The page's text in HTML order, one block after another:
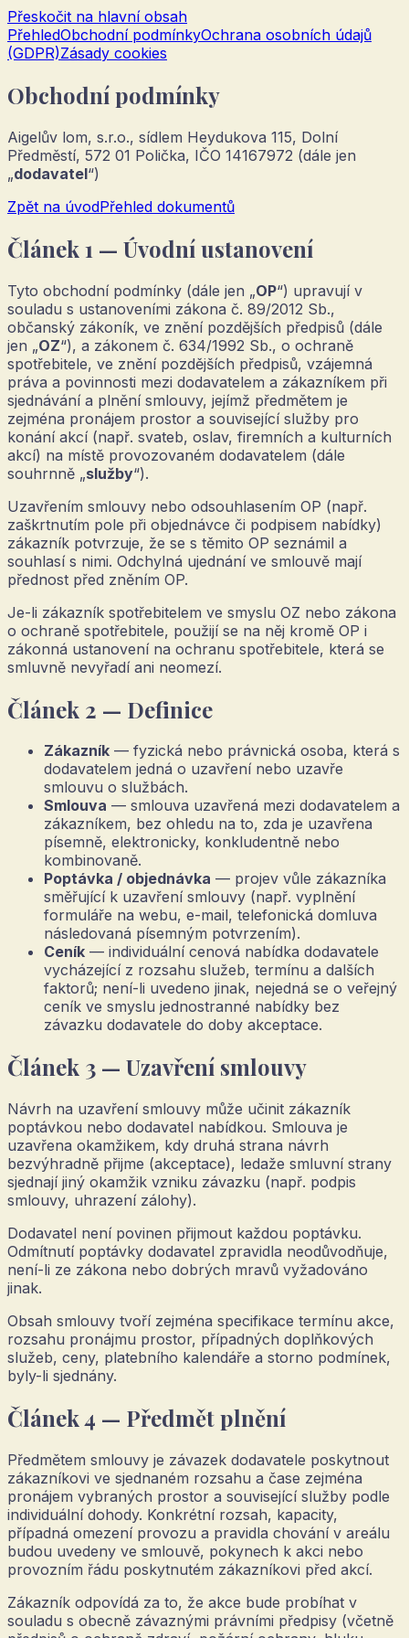
Přeskočit na hlavní obsah
PřehledObchodní podmínkyOchrana osobních údajů
(GDPR)Zásady cookies
Obchodní podmínky
Aigelův lom, s.r.o., sídlem Heydukova 115, Dolní
Předměstí, 572 01 Polička, IČO 14167972 (dále jen
„dodavatel“)
Zpět na úvodPřehled dokumentů
Článek 1 — Úvodní ustanovení
Tyto obchodní podmínky (dále jen „OP“) upravují v
souladu s ustanoveními zákona č. 89/2012 Sb.,
občanský zákoník, ve znění pozdějších předpisů (dále
jen „OZ“), a zákonem č. 634/1992 Sb., o ochraně
spotřebitele, ve znění pozdějších předpisů, vzájemná
práva a povinnosti mezi dodavatelem a zákazníkem při
sjednávání a plnění smlouvy, jejímž předmětem je
zejména pronájem prostor a související služby pro
konání akcí (např. svateb, oslav, firemních a kulturních
akcí) na místě provozovaném dodavatelem (dále
souhrnně „služby“).
Uzavřením smlouvy nebo odsouhlasením OP (např.
zaškrtnutím pole při objednávce či podpisem nabídky)
zákazník potvrzuje, že se s těmito OP seznámil a
souhlasí s nimi. Odchylná ujednání ve smlouvě mají
přednost před zněním OP.
Je-li zákazník spotřebitelem ve smyslu OZ nebo zákona
o ochraně spotřebitele, použijí se na něj kromě OP i
zákonná ustanovení na ochranu spotřebitele, která se
smluvně nevyřadí ani neomezí.
Článek 2 — Definice
Zákazník — fyzická nebo právnická osoba, která s
dodavatelem jedná o uzavření nebo uzavře
smlouvu o službách.
Smlouva — smlouva uzavřená mezi dodavatelem a
zákazníkem, bez ohledu na to, zda je uzavřena
písemně, elektronicky, konkludentně nebo
kombinovaně.
Poptávka / objednávka — projev vůle zákazníka
směřující k uzavření smlouvy (např. vyplnění
formuláře na webu, e-mail, telefonická domluva
následovaná písemným potvrzením).
Ceník — individuální cenová nabídka dodavatele
vycházející z rozsahu služeb, termínu a dalších
faktorů; není-li uvedeno jinak, nejedná se o veřejný
ceník ve smyslu jednostranné nabídky bez
závazku dodavatele do doby akceptace.
Článek 3 — Uzavření smlouvy
Návrh na uzavření smlouvy může učinit zákazník
poptávkou nebo dodavatel nabídkou. Smlouva je
uzavřena okamžikem, kdy druhá strana návrh
bezvýhradně přijme (akceptace), ledaže smluvní strany
sjednají jiný okamžik vzniku závazku (např. podpis
smlouvy, uhrazení zálohy).
Dodavatel není povinen přijmout každou poptávku.
Odmítnutí poptávky dodavatel zpravidla neodůvodňuje,
není-li ze zákona nebo dobrých mravů vyžadováno
jinak.
Obsah smlouvy tvoří zejména specifikace termínu akce,
rozsahu pronájmu prostor, případných doplňkových
služeb, ceny, platebního kalendáře a storno podmínek,
byly-li sjednány.
Článek 4 — Předmět plnění
Předmětem smlouvy je závazek dodavatele poskytnout
zákazníkovi ve sjednaném rozsahu a čase zejména
pronájem vybraných prostor a související služby podle
individuální dohody. Konkrétní rozsah, kapacity,
případná omezení provozu a pravidla chování v areálu
budou uvedeny ve smlouvě, pokynech k akci nebo
provozním řádu poskytnutém zákazníkovi před akcí.
Zákazník odpovídá za to, že akce bude probíhat v
souladu s obecně závaznými právními předpisy (včetně